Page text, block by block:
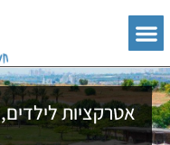
אטרקציות לילדים